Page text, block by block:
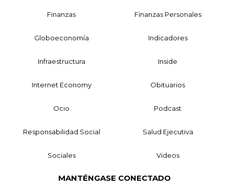
Finanzas Finanzas Personales
Globoeconomía Indicadores
Infraestructura Inside
Internet Economy Obituarios
Ocio Podcast
Responsabilidad Social Salud Ejecutiva
Sociales Videos
MANTÉNGASE CONECTADO